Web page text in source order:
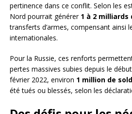
pertinence dans ce conflit. Selon les
Nord pourrait générer 1 à 2 milliards
transferts d’armes, compensant ainsi
internationales.
Pour la Russie, ces renforts
pertes massives subies depuis le
février 2022, environ 1 million de
été tués ou blessés, selon les